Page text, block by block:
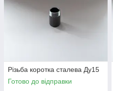
Різьба коротка сталева Ду15
Готово до відправки